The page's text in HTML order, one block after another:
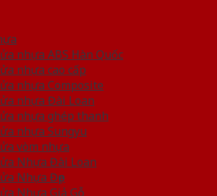
nhựa ABS Hàn Quốc
nhựa cao cấp
nhựa Composite
nhựa Đài Loan
nhựa ghép thanh
nhựa Sungyu
vòm nhựa
Nhựa Đài Loan
Nhựa Đẹp
Nhựa Giả Gỗ